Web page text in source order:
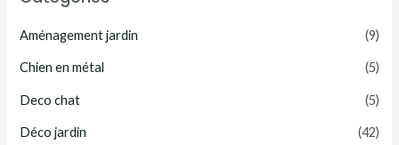
i
n
a
x
Aménagement jardin (9)
Chien en métal (5)
Deco chat (5)
Déco jardin (42)